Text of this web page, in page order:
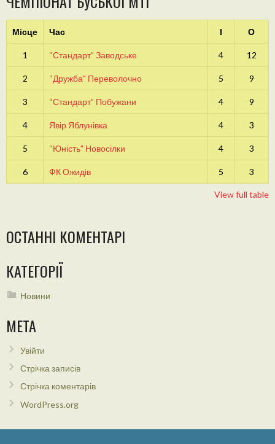
Місце Час І О
1 “Стандарт” Заводське 4 12
2 “Дружба” Переволочно 5 9
3 “Стандарт” Побужани 4 9
4 Явір Яблунівка 4 3
5 “Юність” Новосілки 4 3
6 ФК Ожидів 5 3
View full table
ОСТАННІ КОМЕНТАРІ
КАТЕГОРІЇ
Новини
МЕТА
Увійти
Стрічка записів
Стрічка коментарів
WordPress.org